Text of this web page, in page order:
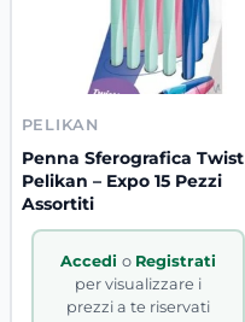
PELIKAN
Penna Sferografica Twist
Pelikan – Expo 15 Pezzi
Assortiti
Accedi o Registrati
per visualizzare i
prezzi a te riservati